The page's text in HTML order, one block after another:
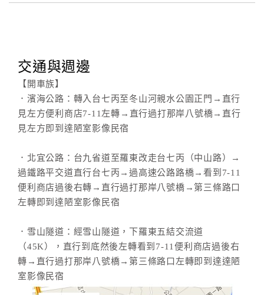
交通與週邊
【開車族】
．濱海公路：轉入台七丙至冬山河親水公園正門→直行
見左方便利商店7-11左轉→直行過打那岸八號橋→直行
見左方即到達陋室影像民宿
．北宜公路：台九省道至羅東改走台七丙（中山路）→
過鐵路平交道直行台七丙→過高速公路路橋→看到7-11
便利商店過後右轉→直行過打那岸八號橋→第三條路口
左轉即到達陋室影像民宿
．雪山隧道：經雪山隧道，下羅東五結交流道
（45K），直行到底然後左轉看到7-11便利商店過後右
轉→直行過打那岸八號橋→第三條路口左轉即到達達陋
室影像民宿